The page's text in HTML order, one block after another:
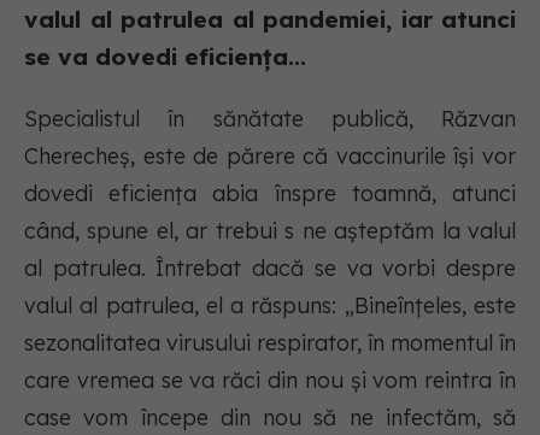
valul al patrulea al pandemiei, iar atunci
se va dovedi eficiența...
Specialistul în sănătate publică, Răzvan
Cherecheș, este de părere că vaccinurile își vor
dovedi eficiența abia înspre toamnă, atunci
când, spune el, ar trebui s ne așteptăm la valul
al patrulea. Întrebat dacă se va vorbi despre
valul al patrulea, el a răspuns: „Bineînțeles, este
sezonalitatea virusului respirator, în momentul în
care vremea se va răci din nou şi vom reintra în
case vom începe din nou să ne infectăm, să